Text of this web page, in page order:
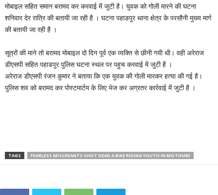
मोबाइल सहित समान बरामद कर करवाई में जुटी है। युवक को गोली मारने की घटना
शनिवार देर रात्रि की बतायी जा रही है । घटना पहाडपुर थाना क्षेत्र के परसौनी मुख्य मार्ग
की बतायी जा रही है ।
सूत्रों की माने तो बरामद मोबाइल दो दिन पूर्व एक व्यक्ति से छीनी गयी थी। वही अरेराज
डीएसपी सहित पहाडपुर पुलिस घटना स्थल पर पहुच करवाई में जुटी है ।
अरेराज डीएसपी रंजन कुमार ने बताया कि एक युवक की गोली मारकर हत्या की गई है।
पुलिस शव को बरामद कर पोस्टमार्टम के लिए भेज कर अग्रतर कार्रवाई में जुटी है ।
TAGS FEARLESS MISCREANTS SHOT DEAD A BIKE RIDING YOUTH IN MOTIHARI